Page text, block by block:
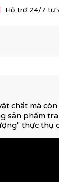
Hỗ trợ 24/7 tư
chất mà
sản phẩm
thực thụ